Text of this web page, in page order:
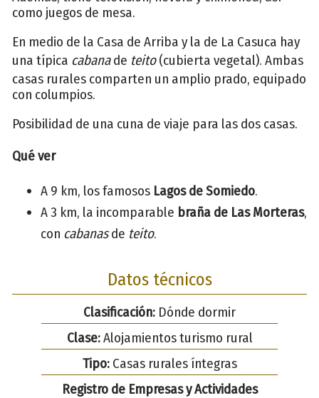
como juegos de mesa.
En medio de la Casa de Arriba y la de La Casuca hay
una típica cabanade teito(cubierta vegetal). Ambas
casas rurales comparten un amplio prado, equipado
con columpios.
Posibilidad de una cuna de viaje para las dos casas.
Qué ver
A 9 km, los famosos Lagos de Somiedo.
A 3 km, la incomparable braña de Las Morteras,
con cabanasde teito.
Datos técnicos
Clasificación: Dónde dormir
Clase:Alojamientos turismo rural
Tipo:Casas rurales íntegras
Registro de Empresas y Actividades